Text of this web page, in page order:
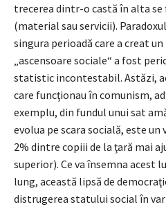
trecerea dintr-o castă în alta se
(material sau servicii).
singura perioadă care a creat
„ascensoare sociale“ a fost
statistic incontestabil. Astăzi,
care funcţionau în comunism,
exemplu, din fundul unui sat
evolua pe scara socială, este
2% dintre copiii de la ţară mai
superior). Ce va însemna acest
lung, această lipsă de
distrugerea statului social în